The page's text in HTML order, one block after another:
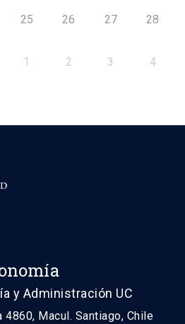
25 26 27 28
1 2 3 4
y Administración UC
4860, Macul. Santiago, Chile